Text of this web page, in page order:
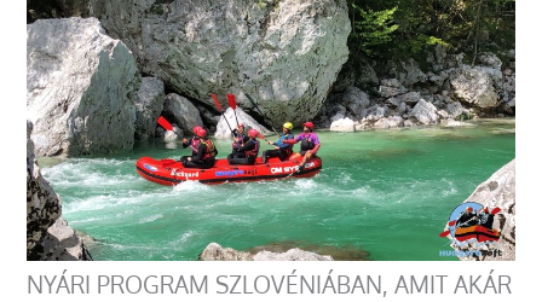
NYÁRI PROGRAM SZLOVÉNIÁBAN, AMIT AKÁR